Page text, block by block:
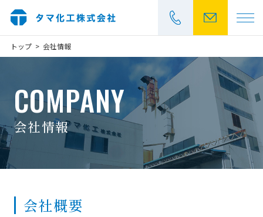
お見積もり・
042-531-5461
受付時間：平日 9:00～17:00
カチオン電着塗装とは
トップ > 会社情報
COMPANY
会社情報
会社概要